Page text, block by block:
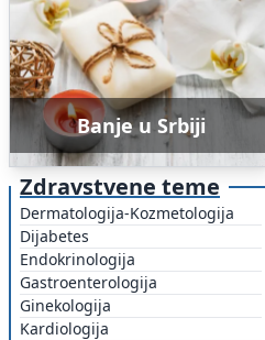
Banje u Srbiji
Zdravstvene teme
Dermatologija-Kozmetologija
Dijabetes
Endokrinologija
Gastroenterologija
Ginekologija
Kardiologija